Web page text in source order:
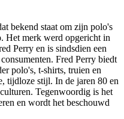
bekend staat om zijn polo's
Het merk werd opgericht in
Perry en is sindsdien een
Fred Perry biedt
polo's, t-shirts, truien en
tijdloze stijl. In de jaren 80 en
Tegenwoordig is het
en wordt het beschouwd